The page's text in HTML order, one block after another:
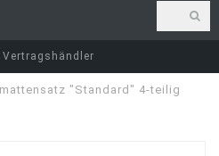
Vertragshändler
"Standard" 4-teilig